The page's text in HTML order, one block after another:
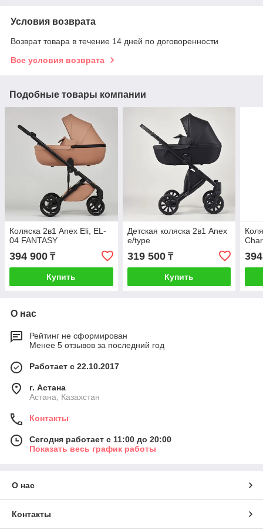
Условия возврата
Возврат товара в течение 14 дней по договоренности
Все условия возврата
Подобные товары компании
Коляска 2в1 Anex Eli, EL-
04 FANTASY
394 900 ₸
Купить
Детская коляска 2в1 Anex
e/type
319 500₸
Купить
О нас
Рейтинг не сформирован
Менее 5 отзывов за последний год
Работает с 22.10.2017
г. Астана
Астана, Казахстан
Контакты
Сегодня работает с 11:00 до 20:00
Показать весь график работы
О нас
Контакты